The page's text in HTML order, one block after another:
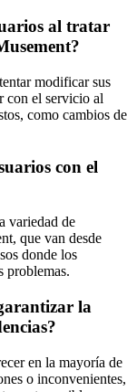
al tratar
modificar sus
con el servicio al
como cambios de
con el
variedad de
que van desde
donde los
problemas.
la
en la mayoría de
o inconvenientes,